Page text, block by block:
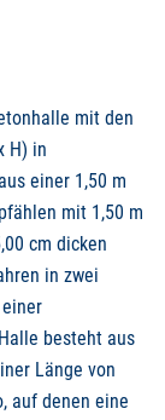
mit den
H) in
einer 1,50 m
mit 1,50 m
cm dicken
in zwei
besteht aus
Länge von
auf denen eine